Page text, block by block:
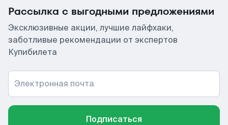
Рассылка с выгодными предложениями
Эксклюзивные акции, лучшие лайфхаки,
заботливые рекомендации от экспертов
Купибилета
Электронная почта
Подписаться